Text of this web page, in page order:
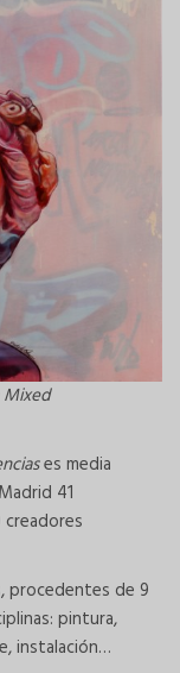
Mixed
es media
41
procedentes de 9
pintura,
instalación…